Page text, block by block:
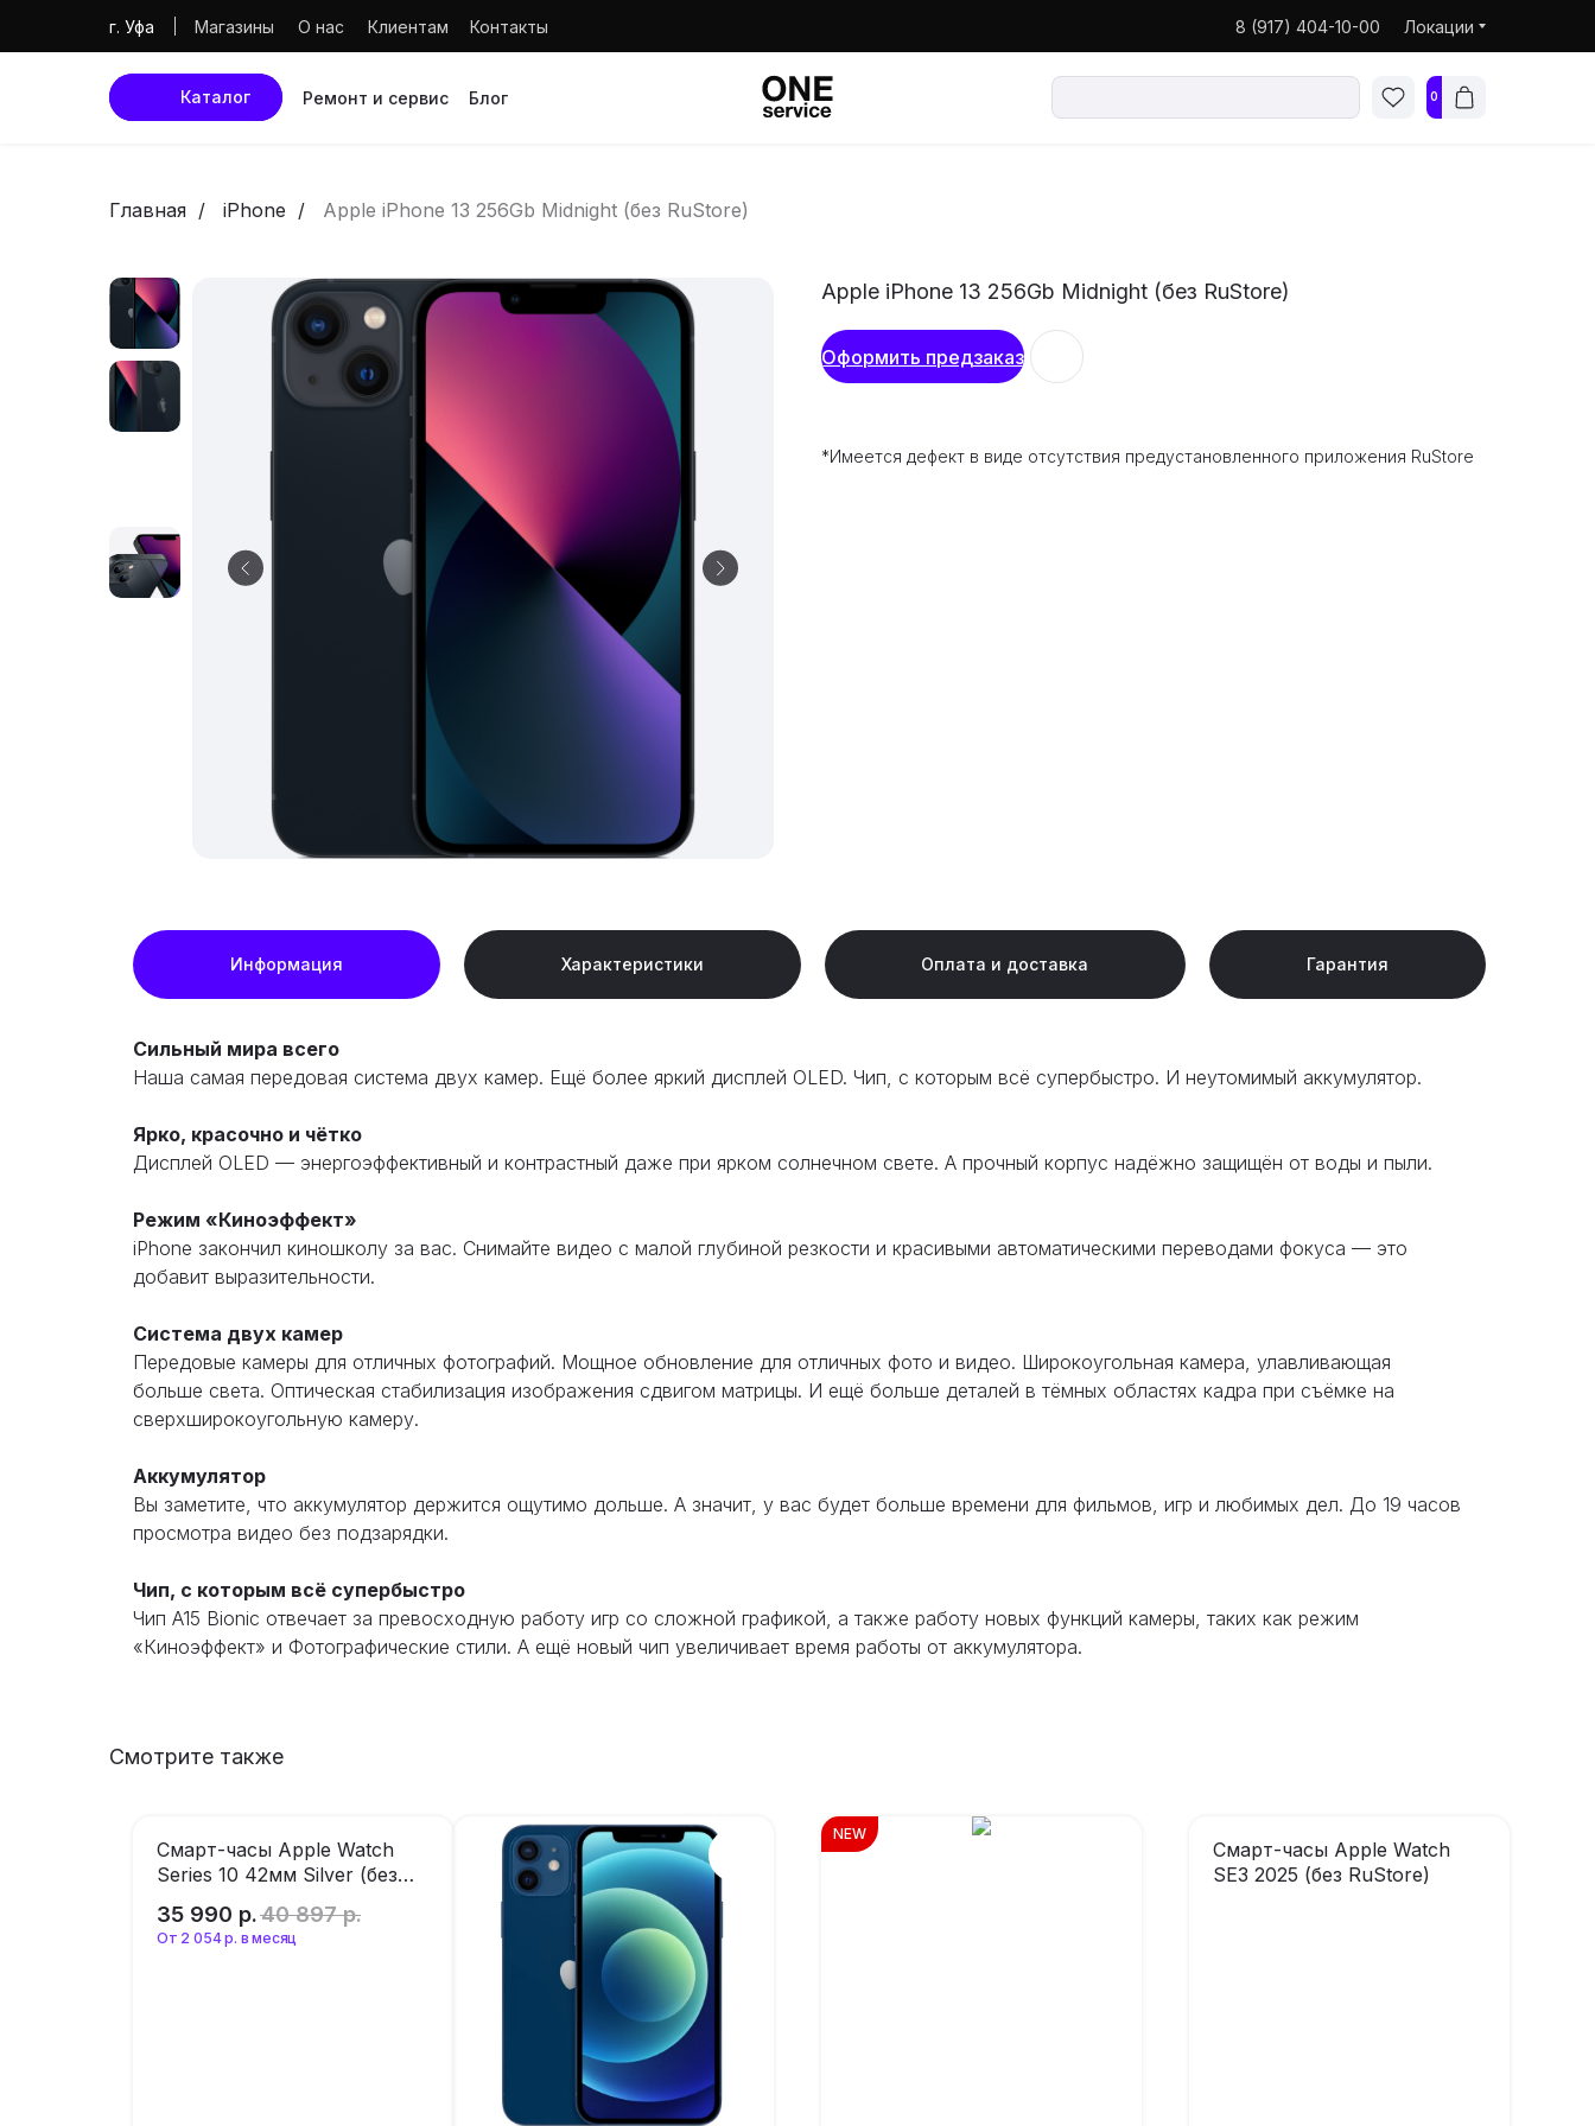
0
г. Уфа Магазины О нас Клиентам Контакты 8 (917) 404-10-00 Локации
Каталог Ремонт и сервис Блог
Главная iPhone Apple iPhone 13 256Gb Midnight (без RuStore)
Apple iPhone 13 256Gb Midnight (без RuStore)
Оформить предзаказ
*Имеется дефект в виде отсутствия предустановленного приложения RuStore
Информация Характеристики Оплата и доставка Гарантия
Сильный мира всего
Наша самая передовая система двух камер. Ещё более яркий дисплей OLED. Чип, с которым всё супербыстро. И неутомимый аккумулятор.
Ярко, красочно и чётко
Дисплей OLED — энергоэффективный и контрастный даже при ярком солнечном свете. А прочный корпус надёжно защищён от воды и пыли.
Режим «Киноэффект»
iPhone закончил киношколу за вас. Снимайте видео с малой глубиной резкости и красивыми автоматическими переводами фокуса — это
добавит выразительности.
Система двух камер
Передовые камеры для отличных фотографий. Мощное обновление для отличных фото и видео. Широкоугольная камера, улавливающая
больше света. Оптическая стабилизация изображения сдвигом матрицы. И ещё больше деталей в тёмных областях кадра при съёмке на
сверхширокоугольную камеру.
Аккумулятор
Вы заметите, что аккумулятор держится ощутимо дольше. А значит, у вас будет больше времени для фильмов, игр и любимых дел. До 19 часов
просмотра видео без подзарядки.
Чип, с которым всё супербыстро
Чип A15 Bionic отвечает за превосходную работу игр со сложной графикой, а также работу новых функций камеры, таких как режим
«Киноэффект» и Фотогра­фические стили. А ещё новый чип увеличивает время работы от аккумулятора.
Смотрите также
NEW
Смарт-часы Apple Watch
SE3 2025 (без RuStore)
Смарт-часы Apple Watch
Series 10 42мм Silver (без
35 990 р.40 897 р.
От 2 054 р. в месяц